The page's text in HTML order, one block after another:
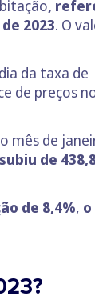
,
2023. O
da taxa de
de preços
mês de
de
de 8,4%,